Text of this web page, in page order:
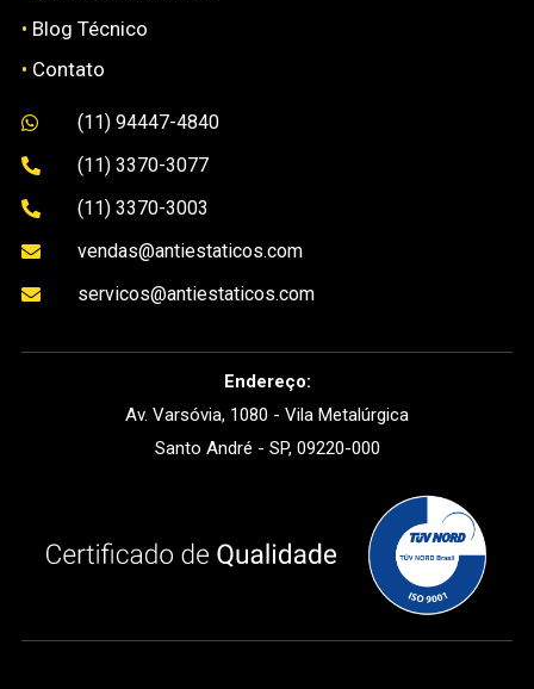
• Blog Técnico
• Contato
 (11) 94447-4840
 (11) 3370-3077
 (11) 3370-3003
 vendas@antiestaticos.com
 servicos@antiestaticos.com
Endereço:
Av. Varsóvia, 1080 - Vila Metalúrgica
Santo André - SP, 09220-000